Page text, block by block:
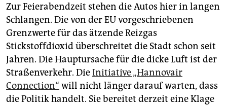
epaper login
Zur Feierabendzeit stehen die Autos hier in langen
Schlangen. Die von der EU vorgeschriebenen
Grenzwerte für das ätzende Reizgas
Stickstoffdioxid überschreitet die Stadt schon seit
Jahren. Die Hauptursache für die dicke Luft ist der
Straßenverkehr. DieInitiative „Hannovair
Connection“ will nicht länger darauf warten, dass
die Politik handelt. Sie bereitet derzeit eine Klage